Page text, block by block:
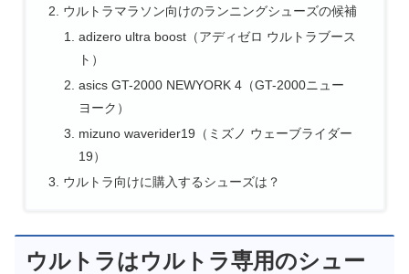
ウルトラマラソン向けのランニングシューズの候補
adizero ultra boost（アディゼロ ウルトラブース
ト）
asics GT-2000 NEWYORK 4（GT-2000ニュー
ヨーク）
mizuno waverider19（ミズノ ウェーブライダー
19）
ウルトラ向けに購入するシューズは？
ウルトラはウルトラ専用のシュー